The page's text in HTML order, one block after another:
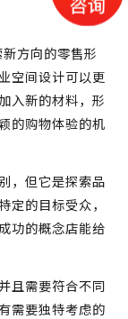
方向的零售形
空间设计可以更
入新的材料，形
的购物体验的机
，但它是探索品
定的目标受众，
功的概念店能给
且需要符合不同
需要独特考虑的